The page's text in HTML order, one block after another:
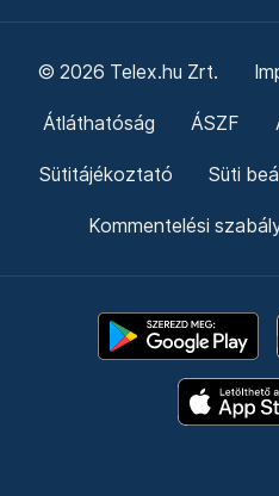
© 2026 Telex.hu Zrt.
Átláthatóság ÁSZF
Sütitájékoztató Süti
Kommentelési